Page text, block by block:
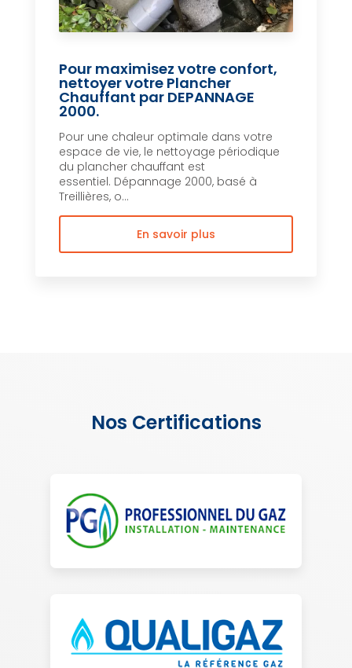
Pour maximisez votre confort,
nettoyer votre Plancher
Chauffant par DEPANNAGE
2000.
Pour une chaleur optimale dans votre
espace de vie, le nettoyage périodique
du plancher chauffant est
essentiel. Dépannage 2000, basé à
Treillières, o...
En savoir plus
Nos Certifications